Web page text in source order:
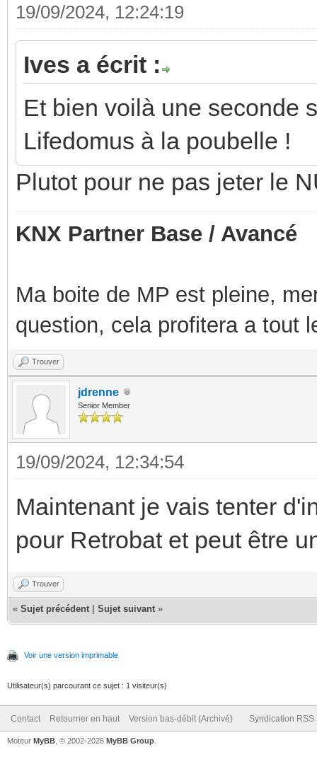
19/09/2024, 12:24:19
Ives a écrit :
Et bien voilà une seconde
Lifedomus à la poubelle !
Plutot pour ne pas jeter le
KNX Partner Base / Avancé
Ma boite de MP est pleine,
question, cela profitera a tout
Trouver
jdrenne
Senior Member
19/09/2024, 12:34:54
Maintenant je vais tenter
pour Retrobat et peut être
Trouver
« Sujet précédent Sujet suivant »
Voir une version imprimable
Utilisateur(s) parcourant ce sujet : 1 visiteur(s)
Contact Retourner en haut Version bas-débit (Archivé) Syndication RSS
Moteur MyBB , © 2002-2026 MyBB Group